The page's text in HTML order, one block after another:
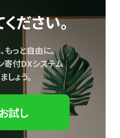
ださい。
もっと自由に。
寄付DXシステム
ょう。
試し